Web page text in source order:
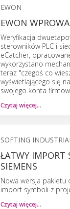
EWON
EWON
Weryfikacja
sterowników PLC i
eCatcher,
wykorzystano
teraz "czegoś co
wyświetlającego się
swojego konta
Czytaj więcej…
SOFTING
ŁATWY IMPORT
SIEMENS
Nowa wersja pakietu
import symboli z
Czytaj więcej…